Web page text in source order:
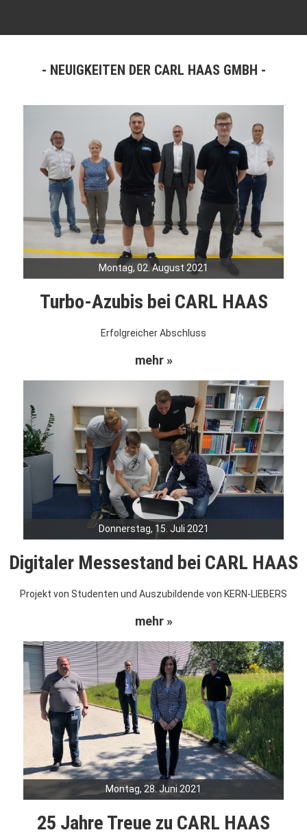
NEUIGKEITEN DER CARL HAAS GMBH
Montag, 02. August 2021
Turbo-Azubis bei CARL HAAS
Erfolgreicher Abschluss
mehr »
Donnerstag, 15. Juli 2021
Digitaler Messestand bei CARL HAAS
Projekt von Studenten und Auszubildende von KERN-LIEBERS
mehr »
Montag, 28. Juni 2021
25 Jahre Treue zu CARL HAAS